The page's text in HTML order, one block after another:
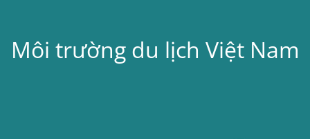
Môi trường du lịch Việt Nam